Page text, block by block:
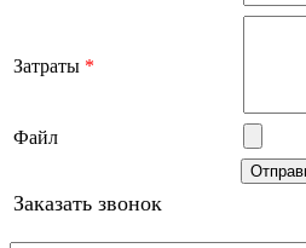
Затраты *
Файл
Заказать звонок